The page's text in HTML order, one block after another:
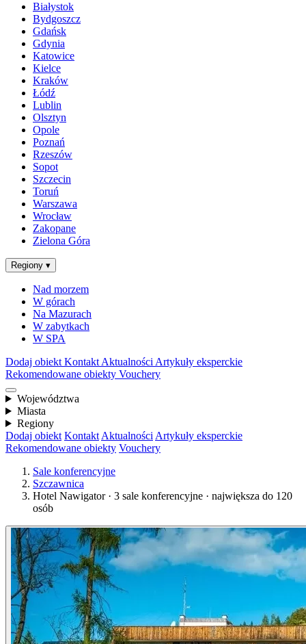
Białystok
Bydgoszcz
Gdańsk
Gdynia
Katowice
Kielce
Kraków
Łódź
Lublin
Olsztyn
Opole
Poznań
Rzeszów
Sopot
Szczecin
Toruń
Warszawa
Wrocław
Zakopane
Zielona Góra
Regiony ▾
Nad morzem
W górach
Na Mazurach
W zabytkach
W SPA
Dodaj obiekt Kontakt Aktualności Artykuły eksperckie
Rekomendowane obiekty Vouchery
Województwa
Miasta
Regiony
Dodaj obiekt Kontakt Aktualności Artykuły eksperckie
Rekomendowane obiekty Vouchery
Sale konferencyjne
Szczawnica
Hotel Nawigator · 3 sale konferencyjne · największa do 120
osób